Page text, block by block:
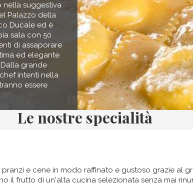
nella suggestiva
Palazzo della
Ducale ed è
sala con 50
di assaporare
ed elegante
grande
intenti nella
essere
Le nostre specialità
e cene in modo raffinato e gustoso grazie al
il frutto di un'alta cucina selezionata senza mai